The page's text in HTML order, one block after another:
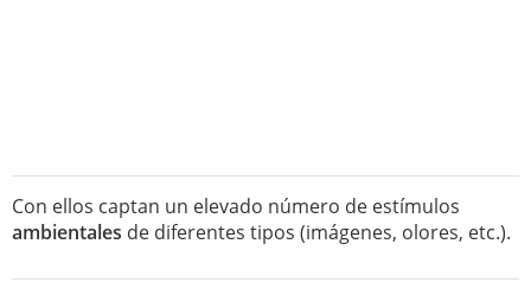
Con ellos captan un elevado número de estímulos
ambientales de diferentes tipos (imágenes, olores, etc.).